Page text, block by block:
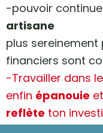
-pouvoir
artisane
plus
financiers sont
-Travailler dans
enfin épanouie
reflète ton